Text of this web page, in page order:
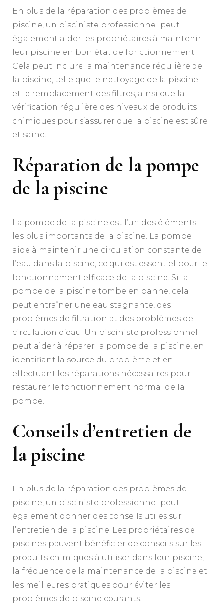
En plus de la réparation des problèmes de
piscine, un pisciniste professionnel peut
également aider les propriétaires à maintenir
leur piscine en bon état de fonctionnement.
Cela peut inclure la maintenance régulière de
la piscine, telle que le nettoyage de la piscine
et le remplacement des filtres, ainsi que la
vérification régulière des niveaux de produits
chimiques pour s’assurer que la piscine est sûre
et saine.
Réparation de la pompe
de la piscine
La pompe de la piscine est l’un des éléments
les plus importants de la piscine. La pompe
aide à maintenir une circulation constante de
l’eau dans la piscine, ce qui est essentiel pour le
fonctionnement efficace de la piscine. Si la
pompe de la piscine tombe en panne, cela
peut entraîner une eau stagnante, des
problèmes de filtration et des problèmes de
circulation d’eau. Un pisciniste professionnel
peut aider à réparer la pompe de la piscine, en
identifiant la source du problème et en
effectuant les réparations nécessaires pour
restaurer le fonctionnement normal de la
pompe.
Conseils d’entretien de
la piscine
En plus de la réparation des problèmes de
piscine, un pisciniste professionnel peut
également donner des conseils utiles sur
l’entretien de la piscine. Les propriétaires de
piscines peuvent bénéficier de conseils sur les
produits chimiques à utiliser dans leur piscine,
la fréquence de la maintenance de la piscine et
les meilleures pratiques pour éviter les
problèmes de piscine courants.